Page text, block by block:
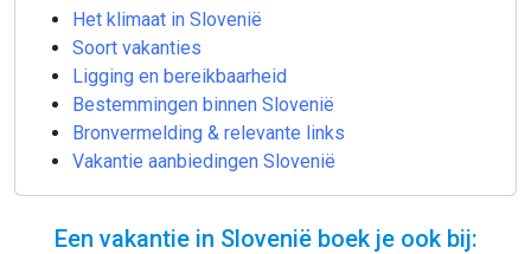
Het klimaat in Slovenië
Soort vakanties
Ligging en bereikbaarheid
Bestemmingen binnen Slovenië
Bronvermelding & relevante links
Vakantie aanbiedingen Slovenië
Een vakantie in Slovenië boek je ook bij: